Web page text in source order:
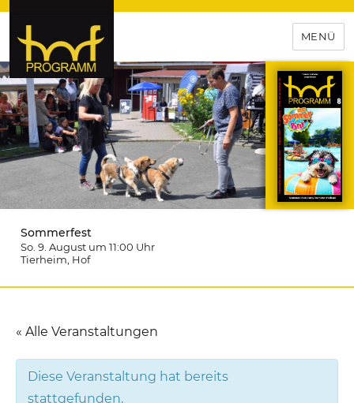
hof-programm – das
Veranstaltungsportal für
Hochfranken
MENÜ
Sommerfest
So. 9. August um 11:00 Uhr
Tierheim , Hof
« Alle Veranstaltungen
Diese Veranstaltung hat bereits
stattgefunden.